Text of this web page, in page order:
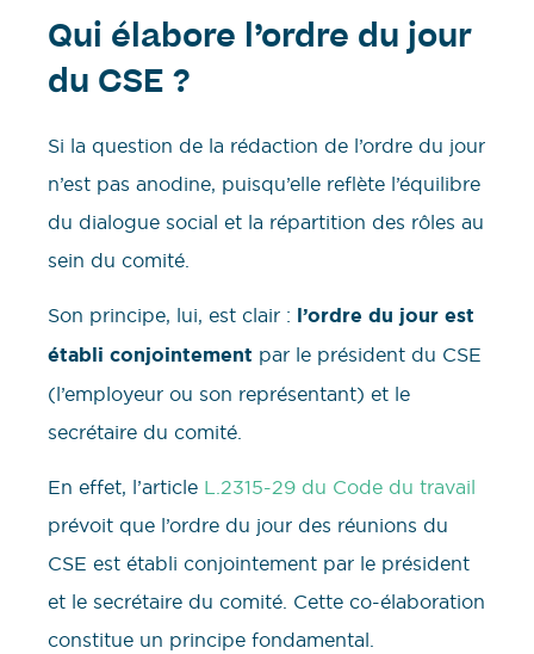
Qui élabore l’ordre du jour
du CSE ?
Si la question de la rédaction de l’ordre du jour
n’est pas anodine, puisqu’elle reflète l’équilibre
du dialogue social et la répartition des rôles au
sein du comité.
Son principe, lui, est clair : l’ordre du jour est
établi conjointement par le président du CSE
(l’employeur ou son représentant) et le
secrétaire du comité.
En effet, l’article L.2315-29 du Code du travail
prévoit que l’ordre du jour des réunions du
CSE est établi conjointement par le président
et le secrétaire du comité. Cette co-élaboration
constitue un principe fondamental.